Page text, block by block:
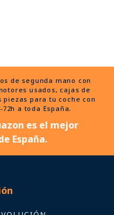
de segunda mano con
usados, cajas de
para tu coche con
a toda España.
es el mejor
España.